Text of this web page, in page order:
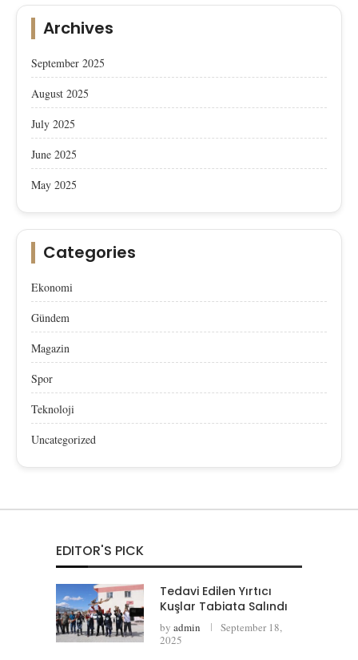
Archives
September 2025
August 2025
July 2025
June 2025
May 2025
Categories
Ekonomi
Gündem
Magazin
Spor
Teknoloji
Uncategorized
EDITOR'S PICK
Tedavi Edilen Yırtıcı
Kuşlar Tabiata Salındı
by admin
September 18,
2025